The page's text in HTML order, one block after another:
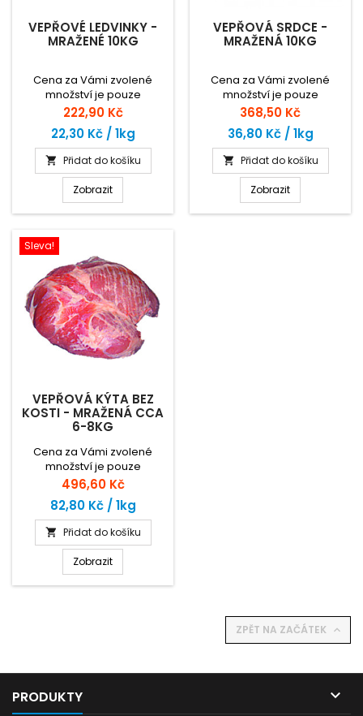
VEPŘOVÉ LEDVINKY -
MRAŽENÉ 10KG
Cena za Vámi zvolené
množství je pouze
orientační. Zaplatíte za
skutečnou hmotnost zboží
dle ceny za 1kg.
Cena
222,90 Kč
22,30 Kč / 1kg
 Přidat do košíku
Zobrazit
VEPŘOVÁ SRDCE -
MRAŽENÁ 10KG
Cena za Vámi zvolené
množství je pouze
orientační. Zaplatíte za
skutečnou hmotnost zboží
dle ceny za 1kg.
Cena
368,50 Kč
36,80 Kč / 1kg
 Přidat do košíku
Zobrazit
Sleva!
VEPŘOVÁ KÝTA BEZ
KOSTI - MRAŽENÁ CCA
6-8KG
Cena za Vámi zvolené
množství je pouze
orientační. Zaplatíte za
skutečnou hmotnost zboží
dle ceny za 1kg.
Cena
496,60 Kč
82,80 Kč / 1kg
 Přidat do košíku
Zobrazit
ZPĚT NA ZAČÁTEK 
PRODUKTY 